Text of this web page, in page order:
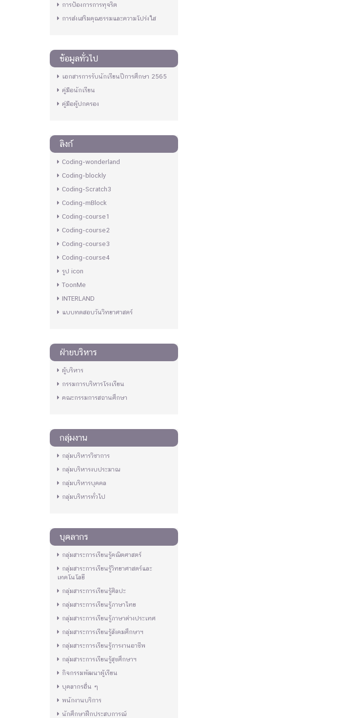
การป้องการการทุจริต
การส่งเสริมคุณธรรมและความโปร่งใส
ข้อมูลทั่วไป
เอกสารการรับนักเรียนปีการศึกษา 2565
คู่มือนักเรียน
คู่มือผู้ปกครอง
ลิงก์
Coding-wonderland
Coding-blockly
Coding-Scratch3
Coding-mBlock
Coding-course1
Coding-course2
Coding-course3
Coding-course4
รูป icon
ToonMe
INTERLAND
แบบทดสอบวันวิทยาศาสตร์
ฝ่ายบริหาร
ผู้บริหาร
กรรมการบริหารโรงเรียน
คณะกรรมการสถานศึกษา
กลุ่มงาน
กลุ่มบริหารวิชาการ
กลุ่มบริหารงบประมาณ
กลุ่มบริหารบุคคล
กลุ่มบริหารทั่วไป
บุคลากร
กลุ่มสาระการเรียนรู้คณิตศาสตร์
กลุ่มสาระการเรียนรู้วิทยาศาสตร์และ
เทคโนโลยี
กลุ่มสาระการเรียนรู้ศิลปะ
กลุ่มสาระการเรียนรู้ภาษาไทย
กลุ่มสาระการเรียนรู้ภาษาต่างประเทศ
กลุ่มสาระการเรียนรู้สังคมศึกษาฯ
กลุ่มสาระการเรียนรู้การงานอาชีพ
กลุ่มสาระการเรียนรู้สุขศึกษาฯ
กิจกรรมพัฒนาผู้เรียน
บุคลากรอื่น ๆ
พนักงานบริการ
นักศึกษาฝึกประสบการณ์